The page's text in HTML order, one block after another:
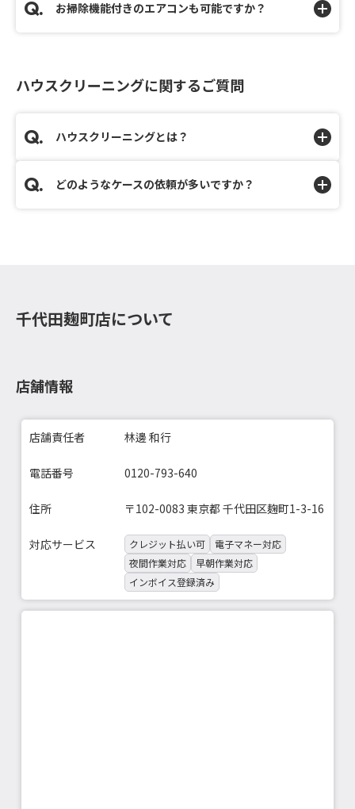
お掃除機能付きのエアコンも可能ですか？
ハウスクリーニングに関するご質問
ハウスクリーニングとは？
どのようなケースの依頼が多いですか？
千代田麹町店について
店舗情報
店舗責任者 林邊 和行
電話番号 0120-793-640
住所 〒102-0083 東京都 千代田区麹町1-3-16
対応サービス クレジット払い可
電子マネー対応
夜間作業対応
早朝作業対応
インボイス登録済み